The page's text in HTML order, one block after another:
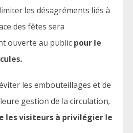
les désagréments liés à
des fêtes sera
ouverte au public pour le
les embouteillages et de
gestion de la circulation,
les visiteurs à privilégier le